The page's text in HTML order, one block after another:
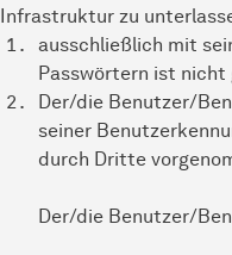
Infrastruktur zu
ausschließlich mit
Passwörtern ist
Der/die Benutzer/
seiner
durch Dritte
Der/die Benutzer/